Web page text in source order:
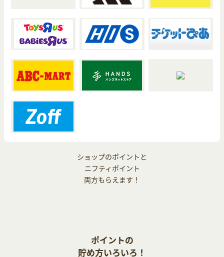
ショップのポイントと
ニフティポイント
両方もらえます！
ポイントの
貯め方いろいろ！